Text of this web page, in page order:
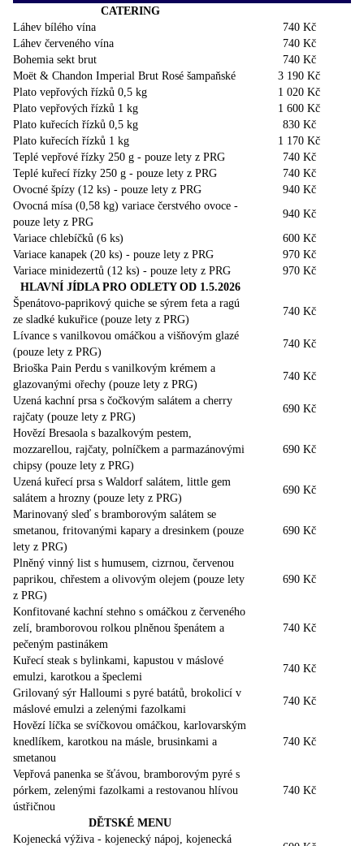
CATERING
Láhev bílého vína
740 Kč
Láhev červeného vína
740 Kč
Bohemia sekt brut
740 Kč
Moët & Chandon Imperial Brut Rosé šampaňské
3 190 Kč
Plato vepřových řízků 0,5 kg
1 020 Kč
Plato vepřových řízků 1 kg
1 600 Kč
Plato kuřecích řízků 0,5 kg
830 Kč
Plato kuřecích řízků 1 kg
1 170 Kč
Teplé vepřové řízky 250 g - pouze lety z PRG
740 Kč
Teplé kuřecí řízky 250 g - pouze lety z PRG
740 Kč
Ovocné špízy (12 ks) - pouze lety z PRG
940 Kč
Ovocná mísa (0,58 kg) variace čerstvého ovoce -
pouze lety z PRG
940 Kč
Variace chlebíčků (6 ks)
600 Kč
Variace kanapek (20 ks) - pouze lety z PRG
970 Kč
Variace minidezertů (12 ks) - pouze lety z PRG
970 Kč
HLAVNÍ JÍDLA PRO ODLETY OD 1.5.2026
Špenátovo-paprikový quiche se sýrem feta a ragú
ze sladké kukuřice (pouze lety z PRG)
740 Kč
Lívance s vanilkovou omáčkou a višňovým glazé
(pouze lety z PRG)
740 Kč
Brioška Pain Perdu s vanilkovým krémem a
glazovanými ořechy (pouze lety z PRG)
740 Kč
Uzená kachní prsa s čočkovým salátem a cherry
rajčaty (pouze lety z PRG)
690 Kč
Hovězí Bresaola s bazalkovým pestem,
mozzarellou, rajčaty, polníčkem a parmazánovými
chipsy (pouze lety z PRG)
690 Kč
Uzená kuřecí prsa s Waldorf salátem, little gem
salátem a hrozny (pouze lety z PRG)
690 Kč
Marinovaný sleď s bramborovým salátem se
smetanou, fritovanými kapary a dresinkem (pouze
lety z PRG)
690 Kč
Plněný vinný list s humusem, cizrnou, červenou
paprikou, chřestem a olivovým olejem (pouze lety
z PRG)
690 Kč
Konfitované kachní stehno s omáčkou z červeného
zelí, bramborovou rolkou plněnou špenátem a
pečeným pastinákem
740 Kč
Kuřecí steak s bylinkami, kapustou v máslové
emulzi, karotkou a špeclemi
740 Kč
Grilovaný sýr Halloumi s pyré batátů, brokolicí v
máslové emulzi a zelenými fazolkami
740 Kč
Hovězí líčka se svíčkovou omáčkou, karlovarským
knedlíkem, karotkou na másle, brusinkami a
smetanou
740 Kč
Vepřová panenka se šťávou, bramborovým pyré s
pórkem, zelenými fazolkami a restovanou hlívou
ústřičnou
740 Kč
DĚTSKÉ MENU
Kojenecká výživa - kojenecký nápoj, kojenecká